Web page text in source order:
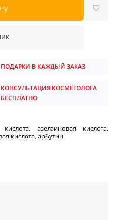
ПОДАРКИ В КАЖДЫЙ ЗАКАЗ
КОНСУЛЬТАЦИЯ КОСМЕТОЛОГА
БЕСПЛАТНО
азелаиновая кислота,
кислота, арбутин.
Нанесите несколько капель на
распределив по поверхности.
Используйте средство